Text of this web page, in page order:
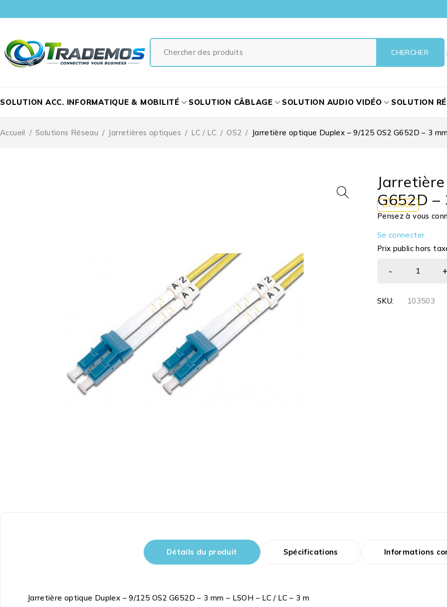
SOLUTION ACC. INFORMATIQUE & MOBILITÉ SOLUTION CÂBLAGE SOLUTION AUDIO VIDÉO SOLUTION
Accueil / Solutions Réseau / Jarretières optiques / LC / LC / OS2 / Jarretière optique Duplex – 9/125 OS2 G652D – 3
G652D –
EN STOCK
Pensez à vous
Se connecter
Prix public hors
SKU: 103503
Détails du produit Spécifications Informations
Jarretière optique Duplex – 9/125 OS2 G652D – 3 mm – LSOH – LC / LC – 3 m